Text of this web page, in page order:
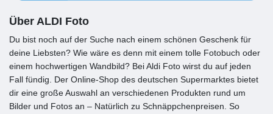
Über ALDI Foto
Du bist noch auf der Suche nach einem schönen Geschenk für
deine Liebsten? Wie wäre es denn mit einem tolle Fotobuch oder
einem hochwertigen Wandbild? Bei Aldi Foto wirst du auf jeden
Fall fündig. Der Online-Shop des deutschen Supermarktes bietet
dir eine große Auswahl an verschiedenen Produkten rund um
Bilder und Fotos an – Natürlich zu Schnäppchenpreisen. So